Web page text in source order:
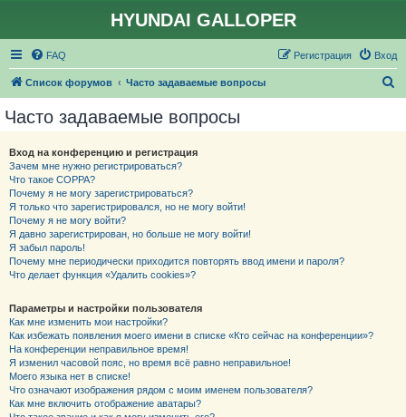
HYUNDAI GALLOPER
FAQ Вход
Регистрация
Список форумов Часто задаваемые вопросы
Часто задаваемые вопросы
Вход на конференцию и регистрация
Зачем мне нужно регистрироваться?
Что такое COPPA?
Почему я не могу зарегистрироваться?
Я только что зарегистрировался, но не могу войти!
Почему я не могу войти?
Я давно зарегистрирован, но больше не могу войти!
Я забыл пароль!
Почему мне периодически приходится повторять ввод имени и пароля?
Что делает функция «Удалить cookies»?
Параметры и настройки пользователя
Как мне изменить мои настройки?
Как избежать появления моего имени в списке «Кто сейчас на конференции»?
На конференции неправильное время!
Я изменил часовой пояс, но время всё равно неправильное!
Моего языка нет в списке!
Что означают изображения рядом с моим именем пользователя?
Как мне включить отображение аватары?